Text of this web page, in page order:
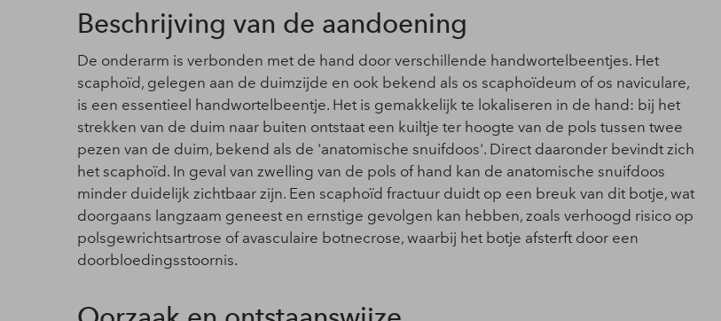
Beschrijving van de aandoening
De onderarm is verbonden met de hand door verschillende handwortelbeentjes. Het
scaphoïd, gelegen aan de duimzijde en ook bekend als os scaphoïdeum of os naviculare,
is een essentieel handwortelbeentje. Het is gemakkelijk te lokaliseren in de hand: bij het
strekken van de duim naar buiten ontstaat een kuiltje ter hoogte van de pols tussen twee
pezen van de duim, bekend als de 'anatomische snuifdoos'. Direct daaronder bevindt zich
het scaphoïd. In geval van zwelling van de pols of hand kan de anatomische snuifdoos
minder duidelijk zichtbaar zijn. Een scaphoïd fractuur duidt op een breuk van dit botje, wat
doorgaans langzaam geneest en ernstige gevolgen kan hebben, zoals verhoogd risico op
polsgewrichtsartrose of avasculaire botnecrose, waarbij het botje afsterft door een
doorbloedingsstoornis.